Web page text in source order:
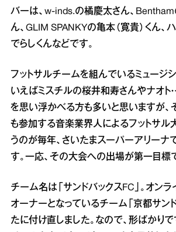
バーは、w-inds.の橘慶太さん、Bentham
ん、GLIM SPANKYの亀本（寛貴）くん、
でらしくんなどです。
フットサルチームを組んでいるミュージ
いえばミスチルの桜井和寿さんやナオト・
を思い浮かべる方も多いと思いますが、
も参加する音楽業界人によるフットサル
うのが毎年、さいたまスーパーアリーナ
す。一応、その大会への出場が第一目標
チーム名は「サンドバックスFC」。オン
オーナーとなっているチーム「京都サン
たに付け直しました。なので、形ばかり